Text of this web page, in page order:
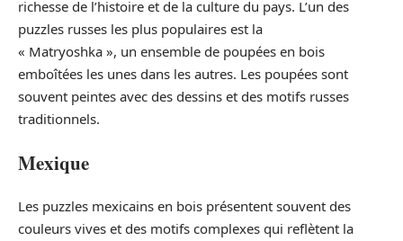
richesse de l’histoire et de la culture du pays. L’un des
puzzles russes les plus populaires est la
« Matryoshka », un ensemble de poupées en bois
emboîtées les unes dans les autres. Les poupées sont
souvent peintes avec des dessins et des motifs russes
traditionnels.
Mexique
Les puzzles mexicains en bois présentent souvent des
couleurs vives et des motifs complexes qui reflètent la